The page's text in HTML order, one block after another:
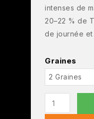
intenses de
20–22 % de
de journée et
Graines